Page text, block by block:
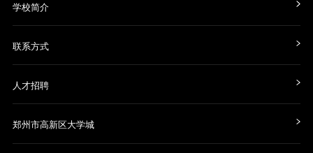
学校简介
联系方式
人才招聘
郑州市高新区大学城